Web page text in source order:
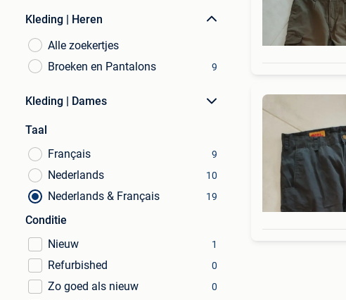
Kleding | Heren
Alle zoekertjes
Broeken en Pantalons
9
Kleding | Dames
Taal
Français
9
Nederlands 10
Nederlands & Français 19
Conditie
Nieuw
1
Refurbished 0
Zo goed als nieuw 0